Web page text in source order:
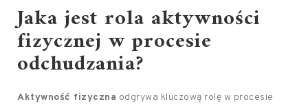
Jaka jest rola aktywności
fizycznej w procesie
odchudzania?
Aktywność fizyczna odgrywa kluczową rolę w procesie